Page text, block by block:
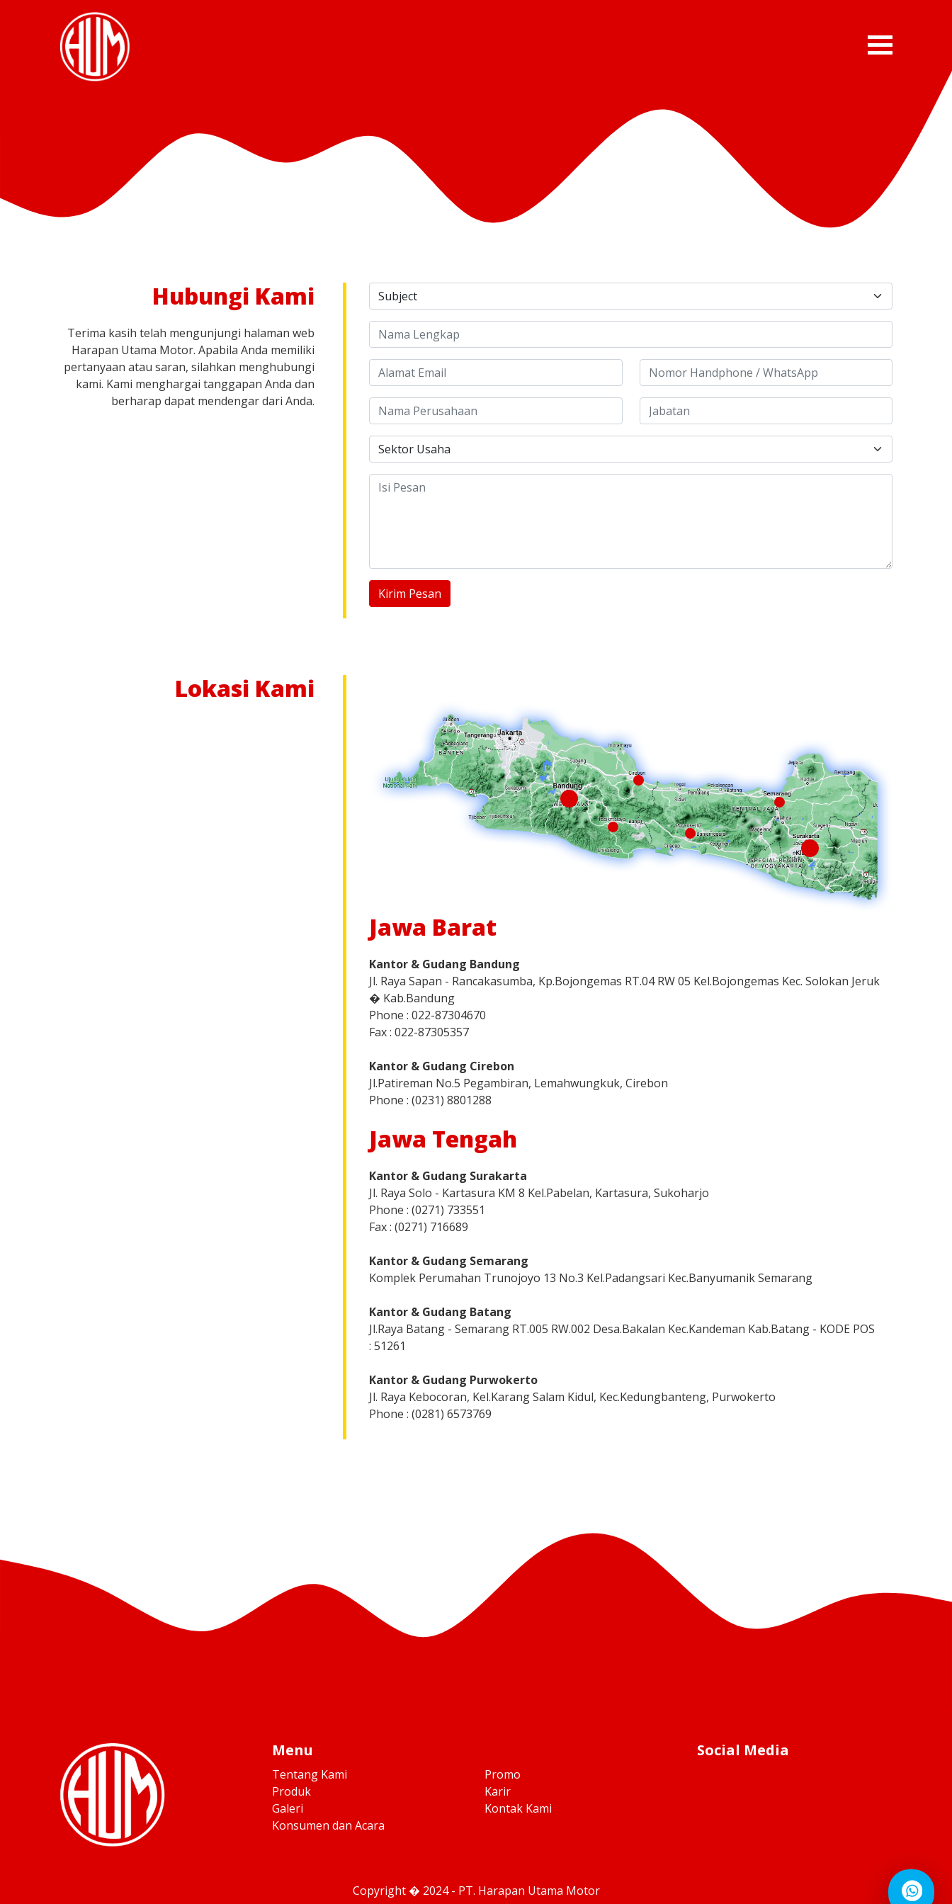
Hubungi Kami
Terima kasih telah mengunjungi halaman web
Harapan Utama Motor. Apabila Anda memiliki
pertanyaan atau saran, silahkan menghubungi
kami. Kami menghargai tanggapan Anda dan
berharap dapat mendengar dari Anda.
Kirim Pesan
Lokasi Kami
Jawa Barat
Kantor & Gudang Bandung
Jl. Raya Sapan - Rancakasumba, Kp.Bojongemas RT.04 RW 05 Kel.Bojongemas Kec. Solokan Jeruk
� Kab.Bandung
Phone : 022-87304670
Fax : 022-87305357
Kantor & Gudang Cirebon
Jl.Patireman No.5 Pegambiran, Lemahwungkuk, Cirebon
Phone : (0231) 8801288
Jawa Tengah
Kantor & Gudang Surakarta
Jl. Raya Solo - Kartasura KM 8 Kel.Pabelan, Kartasura, Sukoharjo
Phone : (0271) 733551
Fax : (0271) 716689
Kantor & Gudang Semarang
Komplek Perumahan Trunojoyo 13 No.3 Kel.Padangsari Kec.Banyumanik Semarang
Kantor & Gudang Batang
Jl.Raya Batang - Semarang RT.005 RW.002 Desa.Bakalan Kec.Kandeman Kab.Batang - KODE POS
: 51261
Kantor & Gudang Purwokerto
Jl. Raya Kebocoran, Kel.Karang Salam Kidul, Kec.Kedungbanteng, Purwokerto
Phone : (0281) 6573769
Menu
Tentang Kami
Produk
Galeri
Konsumen dan Acara
Promo
Karir
Kontak Kami
Social Media
Copyright � 2024 - PT. Harapan Utama Motor